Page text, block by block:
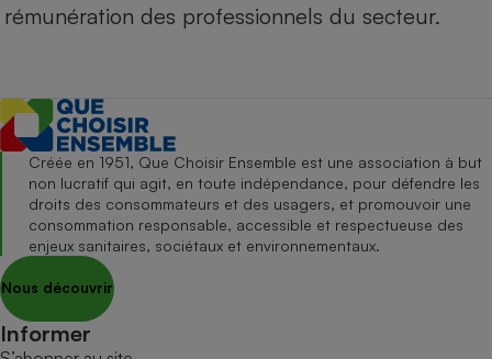
rémunération des professionnels du secteur.
Créée en 1951, Que Choisir Ensemble est une association à but
non lucratif qui agit, en toute indépendance, pour défendre les
droits des consommateurs et des usagers, et promouvoir une
consommation responsable, accessible et respectueuse des
enjeux sanitaires, sociétaux et environnementaux.
Nous découvrir
Informer